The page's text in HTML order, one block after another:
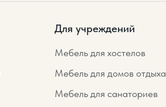
Для учреждений
Мебель для хостелов
Мебель для домов отдыха
Мебель для санаториев